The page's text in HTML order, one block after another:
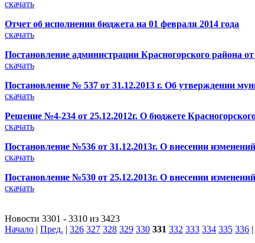
скачать
Отчет об исполнении бюджета на 01 февраля 2014 года
скачать
Постановление администрации Красногорского
скачать
Постановление № 537 от 31.12.2013 г. Об утверждении
скачать
Решение №4-234 от 25.12.2012г. О бюджете
скачать
Постановление №536 от 31.12.2013г. О внесении
скачать
Постановление №530 от 25.12.2013г. О внесении
скачать
Новости 3301 - 3310 из 3423
Начало | Пред. | 326 327 328 329 330 331 332 333 334 335 336 |